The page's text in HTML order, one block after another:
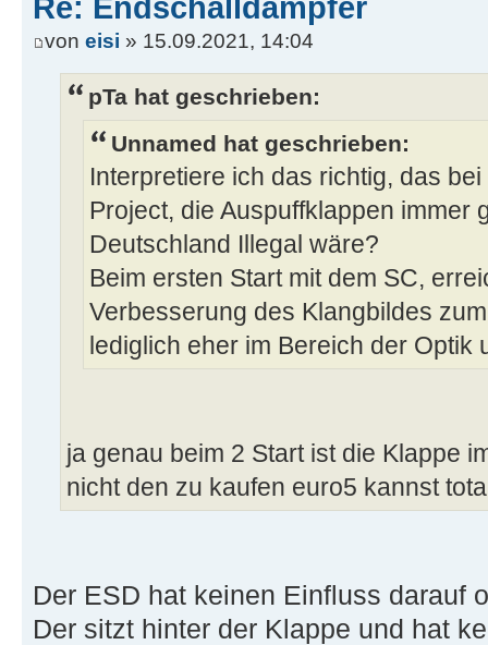
Re: Endschalldämpfer
von eisi » 15.09.2021, 14:04
pTa hat geschrieben:
Unnamed hat geschrieben:
Interpretiere ich das richtig, das
Project, die Auspuffklappen immer
Deutschland Illegal wäre?
Beim ersten Start mit dem SC,
Verbesserung des Klangbildes
lediglich eher im Bereich der Optik
ja genau beim 2 Start ist die Klappe
nicht den zu kaufen euro5 kannst
Der ESD hat keinen Einfluss darauf
Der sitzt hinter der Klappe und hat